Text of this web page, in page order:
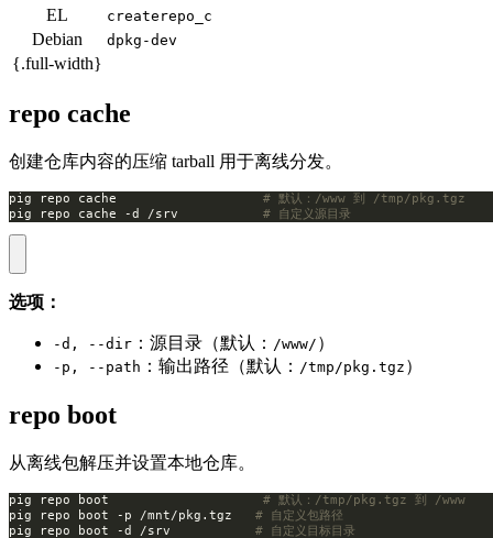
EL
createrepo_c
Debian dpkg-dev
{.full-width}
repo cache
创建仓库内容的压缩 tarball 用于离线分发。
pig repo cache # 默认：/www 到 /tmp/pkg.tgz
pig repo cache -d /srv # 自定义源目录
选项：
-d, --dir ：源目录（默认： /www/ ）
-p, --path ：输出路径（默认： /tmp/pkg.tgz ）
repo boot
从离线包解压并设置本地仓库。
pig repo boot # 默认：/tmp/pkg.tgz 到 /www
pig repo boot -p /mnt/pkg.tgz # 自定义包路径
pig repo boot -d /srv # 自定义目标目录